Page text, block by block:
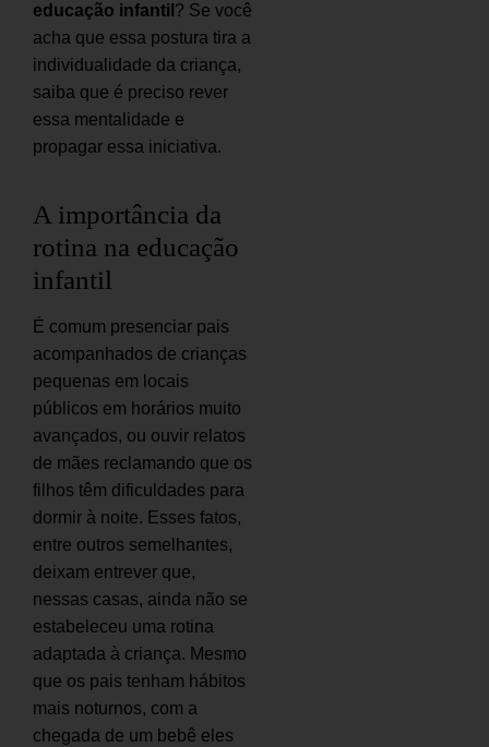
educação infantil ? Se você
acha que essa postura tira a
individualidade da criança,
saiba que é preciso rever
essa mentalidade e
propagar essa iniciativa.
A importância da
rotina na educação
infantil
É comum presenciar pais
acompanhados de crianças
pequenas em locais
públicos em horários muito
avançados, ou ouvir relatos
de mães reclamando que os
filhos têm dificuldades para
dormir à noite. Esses fatos,
entre outros semelhantes,
deixam entrever que,
nessas casas, ainda não se
estabeleceu uma rotina
adaptada à criança. Mesmo
que os pais tenham hábitos
mais noturnos, com a
chegada de um bebê eles